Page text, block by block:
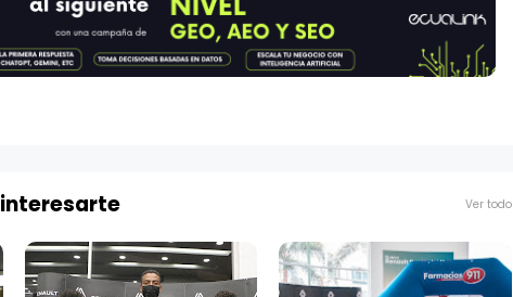
Ver todo